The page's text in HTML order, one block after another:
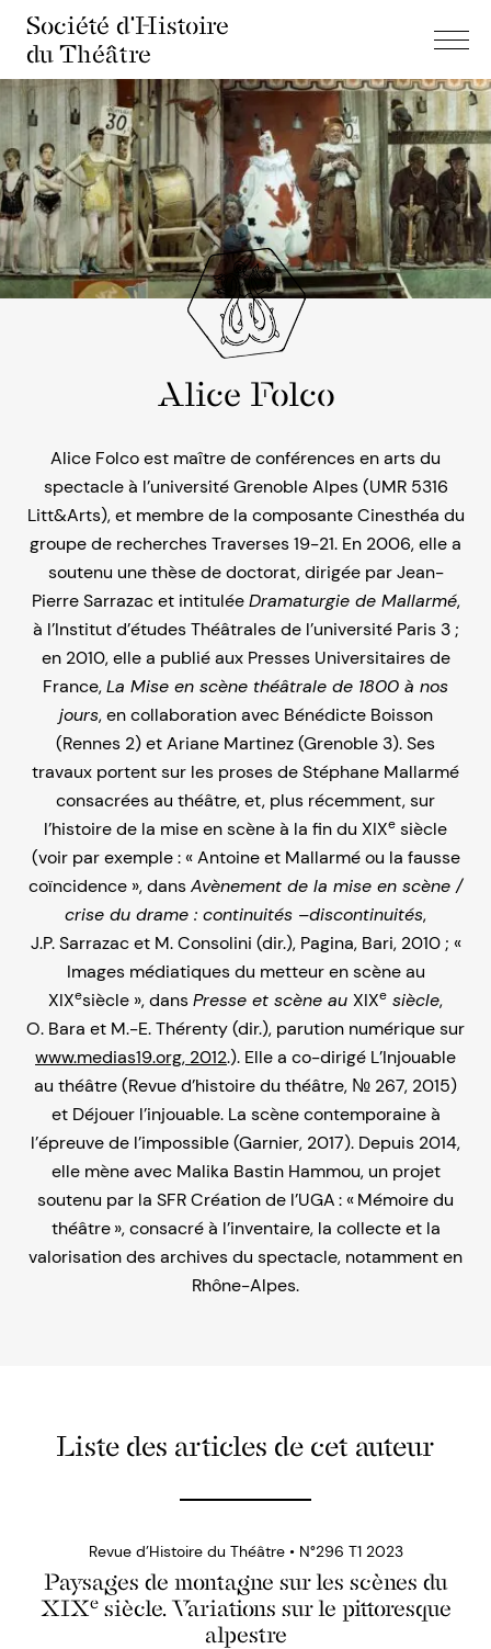
Société d'Histoire
du Théâtre
Alice Folco
Alice Folco est maître de conférences en arts du
spectacle à l’université Grenoble Alpes (UMR 5316
Litt&Arts), et membre de la composante Cinesthéa du
groupe de recherches Traverses 19-21. En 2006, elle a
soutenu une thèse de doctorat, dirigée par Jean-
Pierre Sarrazac et intituléeDramaturgie de Mallarmé,
à l’Institut d’études Théâtrales de l’université Paris 3 ;
en 2010, elle a publié aux Presses Universitaires de
France,La Mise en scène théâtrale de 1800 à nos
jours, en collaboration avec Bénédicte Boisson
(Rennes 2) et Ariane Martinez (Grenoble 3). Ses
travaux portent sur les proses de Stéphane Mallarmé
consacrées au théâtre, et, plus récemment, sur
l’histoire de la mise en scène à la fin du XIXe siècle
(voir par exemple : « Antoine et Mallarmé ou la fausse
coïncidence », dansAvènement de la mise en scène /
crise du drame : continuités –discontinuités,
J.P. Sarrazac et M. Consolini (dir.), Pagina, Bari, 2010 ; «
Images médiatiques du metteur en scène au
XIXesiècle », dansPresse et scène au XIXe siècle,
O. Bara et M.-E. Thérenty (dir.), parution numérique sur
www.medias19.org, 2012.). Elle a co-dirigé L’Injouable
au théâtre (Revue d’histoire du théâtre, № 267, 2015)
et Déjouer l’injouable. La scène contemporaine à
l’épreuve de l’impossible (Garnier, 2017). Depuis 2014,
elle mène avec Malika Bastin Hammou, un projet
soutenu par la SFR Création de l’UGA : « Mémoire du
théâtre », consacré à l’inventaire, la collecte et la
valori­sation des archives du spectacle, notamment en
Rhône-Alpes.
Liste des articles de cet auteur
Revue d’Histoire du Théâtre • N°296 T1 2023
Paysages de montagne sur les scènes du
XIXesiècle. Variations sur le pittoresque
alpestre